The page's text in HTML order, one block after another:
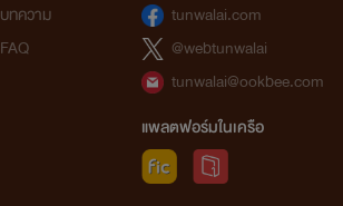
บทความ
FAQ
tunwalai.com
@webtunwalai
tunwalai@ookbee.com
แพลตฟอร์มในเครือ